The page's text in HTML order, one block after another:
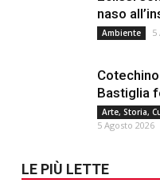
naso
Ambiente 5
Bastiglia
Arte, Storia,
5 Agosto 2026
LE PIÙ LETTE